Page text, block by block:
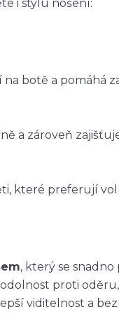
i stylu nošení:
botě a pomáhá
a zároveň
které preferují
, který se
proti
viditelnost a